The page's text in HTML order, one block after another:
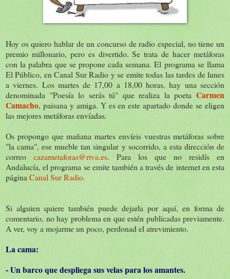
Hoy os quiero hablar de un concurso de radio especial, no tiene un
premio millonario, pero es divertido. Se trata de hacer metáforas
con la palabra que se propone cada semana. El programa se llama
El Público, en Canal Sur Radio y se emite todas las tardes de lunes
a viernes. Los martes de 17,00 a 18,00 horas, hay una sección
denominada "Poesía lo serás tú" que realiza la poeta Carmen
Camacho, paisana y amiga. Y es en este apartado donde se eligen
las mejores metáforas envíadas.
Os propongo que mañana martes envíeis vuestras metáforas sobre
"la cama", ese mueble tan singular y socorrido, a esta dirección de
correo cazametaforas@rtva.es. Para los que no residís en
Andalucía, el programa se emite también a través de internet en esta
página Canal Sur Radio.
Si alguien quiere también puede dejarla por aquí, en forma de
comentario, no hay problema en que estén publicadas previamente.
A ver, voy a mojarme un poco, perdonad el atrevimiento.
La cama:
- Un barco que despliega sus velas para los amantes.